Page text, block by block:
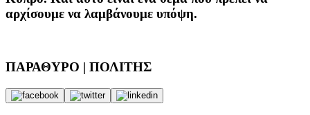
αρχίσουμε να λαμβάνουμε υπόψη.
ΠΑΡΑΘΥΡΟ | ΠΟΛΙΤΗΣ